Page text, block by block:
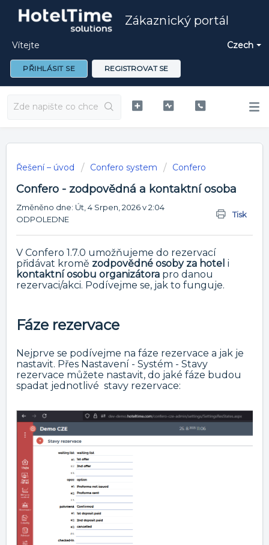
Zákaznický portál
Czech
Vítejte
PŘIHLÁSIT SE REGISTROVAT SE
Řešení – úvod Confero system Confero
Confero - zodpovědná a kontaktní osoba
Tisk
Změněno dne: Út, 4 Srpen, 2026 v 2:04
ODPOLEDNE
V Confero 1.7.0 umožňujeme do rezervací
přidávat kromě zodpovědné osoby za hotel i
kontaktní osobu organizátora pro danou
rezervaci/akci. Podívejme se, jak to funguje.
Fáze rezervace
Nejprve se podívejme na fáze rezervace a jak je
nastavit. Přes Nastavení - Systém - Stavy
rezervace můžete nastavit, do jaké fáze budou
spadat jednotlivé stavy rezervace: